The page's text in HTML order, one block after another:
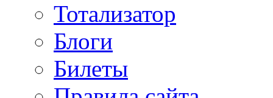
Тотализатор
Блоги
Билеты